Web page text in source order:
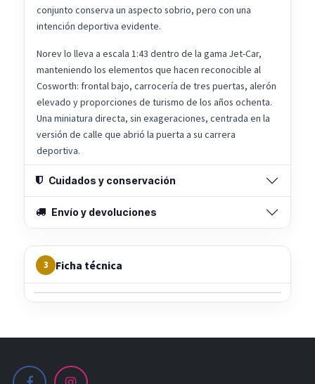
conjunto conserva un aspecto sobrio, pero con una
intención deportiva evidente.
Norev lo lleva a escala 1:43 dentro de la gama Jet-Car,
manteniendo los elementos que hacen reconocible al
Cosworth: frontal bajo, carrocería de tres puertas, alerón
elevado y proporciones de turismo de los años ochenta.
Una miniatura directa, sin exageraciones, centrada en la
versión de calle que abrió la puerta a su carrera
deportiva.
Cuidados y conservación
Envío y devoluciones
3 Ficha técnica